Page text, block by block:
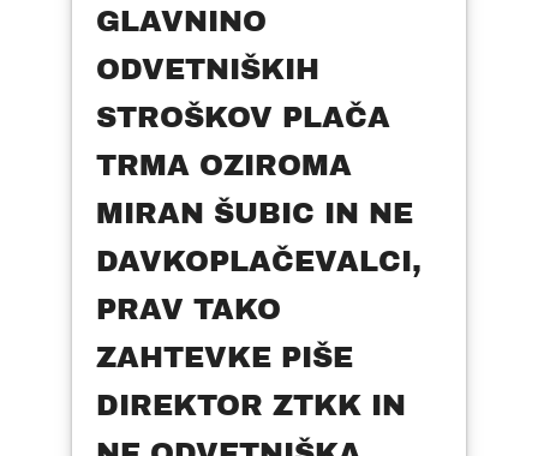
GLAVNINO
ODVETNIŠKIH
STROŠKOV PLAČA
TRMA OZIROMA
MIRAN ŠUBIC IN NE
DAVKOPLAČEVALCI,
PRAV TAKO
ZAHTEVKE PIŠE
DIREKTOR ZTKK IN